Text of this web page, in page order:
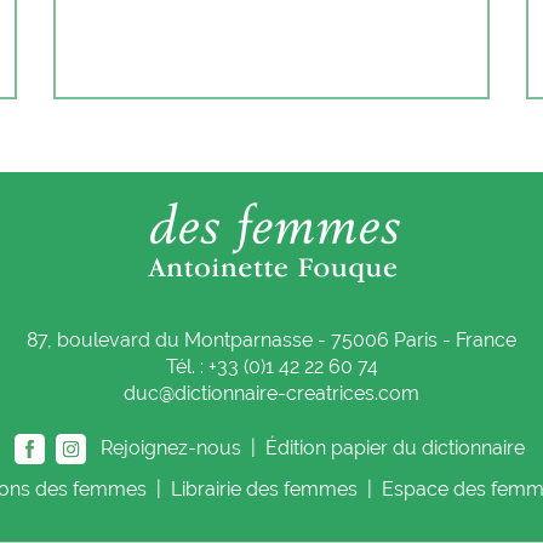
87, boulevard du Montparnasse - 75006 Paris - France
Tél. : +33 (0)1 42 22 60 74
duc@dictionnaire-creatrices.com
Rejoignez-nous |
Édition papier du dictionnaire
des femmes Librairie des femmes Espace des